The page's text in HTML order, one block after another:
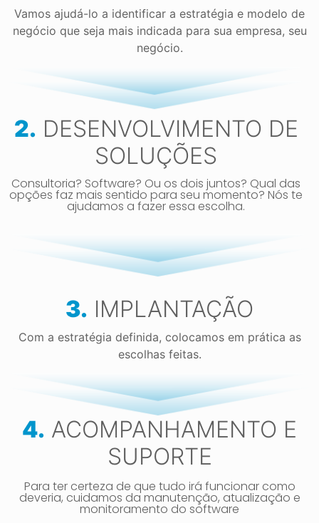
Vamos ajudá-lo a identificar a estratégia e modelo de
negócio que seja mais indicada para sua empresa, seu
negócio.
2. DESENVOLVIMENTO DE
SOLUÇÕES
Consultoria? Software? Ou os dois juntos? Qual das
opções faz mais sentido para seu momento? Nós te
ajudamos a fazer essa escolha.
3. IMPLANTAÇÃO
Com a estratégia definida, colocamos em prática as
escolhas feitas.
4. ACOMPANHAMENTO E
SUPORTE
Para ter certeza de que tudo irá funcionar como
deveria, cuidamos da manutenção, atualização e
monitoramento do software